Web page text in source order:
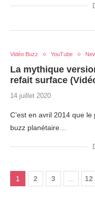
Vidéo Buzz YouTube
La mythique
refait surface
14 juillet 2020
C’est en avril 2014 que
buzz planétaire…
1 2 3 12